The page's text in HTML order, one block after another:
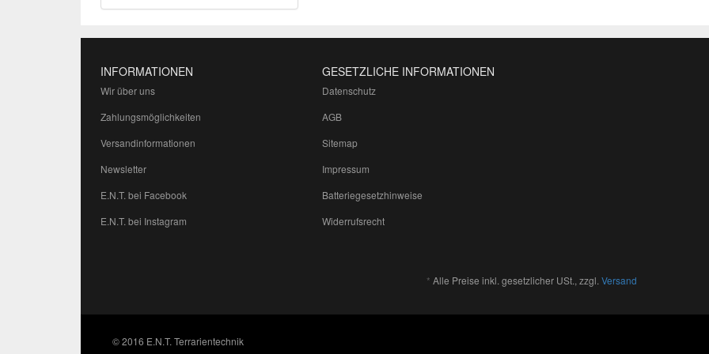
INFORMATIONEN
Wir über uns
Zahlungsmöglichkeiten
Versandinformationen
Newsletter
E.N.T. bei Facebook
E.N.T. bei Instagram
GESETZLICHE INFORMATIONEN
Datenschutz
AGB
Sitemap
Impressum
Batteriegesetzhinweise
Widerrufsrecht
* Alle Preise inkl. gesetzlicher USt., zzgl. Versand
© 2016 E.N.T. Terrarientechnik